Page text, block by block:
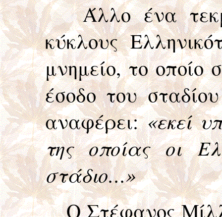
Άλλο ένα
κύκλους
μνημείο, το οποίο
έσοδο του
αναφέρει:«εκεί
της οποίας οι
στάδιο…»
Ο Στέφανος